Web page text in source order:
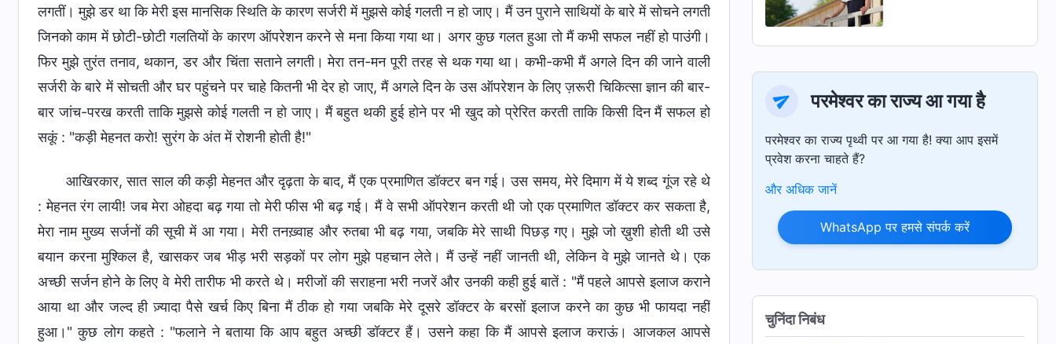
लगतीं। मुझे डर था कि मेरी इस मानसिक स्थिति के कारण सर्जरी में मुझसे कोई गलती न हो जाए। मैं उन पुराने साथियों के बारे में सोचने लगती
जिनको काम में छोटी-छोटी गलतियों के कारण ऑपरेशन करने से मना किया गया था। अगर कुछ गलत हुआ तो मैं कभी सफल नहीं हो पाउंगी।
फिर मुझे तुरंत तनाव, थकान, डर और चिंता सताने लगती। मेरा तन-मन पूरी तरह से थक गया था। कभी-कभी मैं अगले दिन की जाने वाली
सर्जरी के बारे में सोचती और घर पहुंचने पर चाहे कितनी भी देर हो जाए, मैं अगले दिन के उस ऑपरेशन के लिए ज़रूरी चिकित्सा ज्ञान की बार-
बार जांच-परख करती ताकि मुझसे कोई गलती न हो जाए। मैं बहुत थकी हुई होने पर भी खुद को प्रेरित करती ताकि किसी दिन मैं सफल हो
सकूं : "कड़ी मेहनत करो! सुरंग के अंत में रोशनी होती है!"
आखिरकार, सात साल की कड़ी मेहनत और दृढ़ता के बाद, मैं एक प्रमाणित डॉक्टर बन गई। उस समय, मेरे दिमाग में ये शब्द गूंज रहे थे
: मेहनत रंग लायी! जब मेरा ओहदा बढ़ गया तो मेरी फीस भी बढ़ गई। मैं वे सभी ऑपरेशन करती थी जो एक प्रमाणित डॉक्टर कर सकता है,
मेरा नाम मुख्य सर्जनों की सूची में आ गया। मेरी तनख़्वाह और रुतबा भी बढ़ गया, जबकि मेरे साथी पिछड़ गए। मुझे जो ख़ुशी होती थी उसे
बयान करना मुश्किल है, खासकर जब भीड़ भरी सड़कों पर लोग मुझे पहचान लेते। मैं उन्हें नहीं जानती थी, लेकिन वे मुझे जानते थे। एक
अच्छी सर्जन होने के लिए वे मेरी तारीफ भी करते थे। मरीजों की सराहना भरी नजरें और उनकी कही हुई बातें : "मैं पहले आपसे इलाज कराने
आया था और जल्द ही ज़्यादा पैसे खर्च किए बिना मैं ठीक हो गया जबकि मेरे दूसरे डॉक्टर के बरसों इलाज करने का कुछ भी फायदा नहीं
हुआ।" कुछ लोग कहते : "फलाने ने बताया कि आप बहुत अच्छी डॉक्टर हैं। उसने कहा कि मैं आपसे इलाज कराऊं। आजकल आपसे
परमेश्वर का राज्य आ गया है
परमेश्वर का राज्य पृथ्वी पर आ गया है! क्या आप इसमें
प्रवेश करना चाहते हैं?
और अधिक जानें
WhatsApp पर हमसे संपर्क करें
चुनिंदा निबंध